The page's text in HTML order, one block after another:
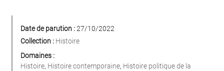
Date de parution :27/10/2022
Collection : Histoire
Domaines :
Histoire, Histoire contemporaine, Histoire politique de la